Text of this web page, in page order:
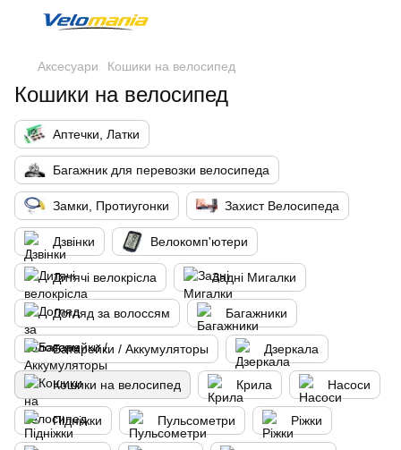
Аксесуари Кошики на велосипед
Кошики на велосипед
Аптечки, Латки
Багажник для перевозки велосипеда
Замки, Протиугонки Захист Велосипеда
Дзвінки Велокомп'ютери
Дитячі велокрісла Задні Мигалки
Догляд за волоссям Багажники
Батарейки / Аккумуляторы Дзеркала
Кошики на велосипед Крила Насоси
Підніжки Пульсометри Ріжки